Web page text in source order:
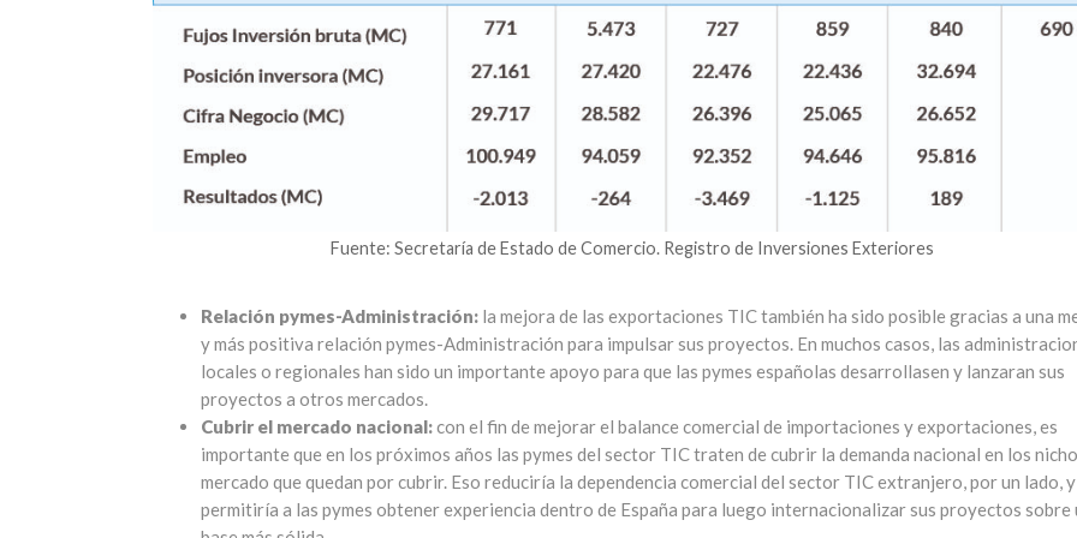
Fuente: Secretaría de Estado de Comercio. Registro de Inversiones Exteriores
Relación pymes-Administración: la mejora de las exportaciones TIC también ha sido posible gracias a una
y más positiva relación pymes-Administración para impulsar sus proyectos. En muchos casos, las
locales o regionales han sido un importante apoyo para que las pymes españolas desarrollasen y lanzaran sus
proyectos a otros mercados.
Cubrir el mercado nacional:con el fin de mejorar el balance comercial de importaciones y exportaciones, es
importante que en los próximos años las pymes del sector TIC traten de cubrir la demanda nacional en los
mercado que quedan por cubrir. Eso reduciría la dependencia comercial del sector TIC extranjero, por un lado, y
permitiría a las pymes obtener experiencia dentro de España para luego internacionalizar sus proyectos sobre